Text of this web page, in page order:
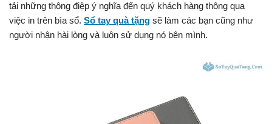
tải những thông điệp ý nghĩa đến quý khách hàng thông qua
việc in trên bìa sổ. Sổ tay quà tặng sẽ làm các bạn cũng như
người nhận hài lòng và luôn sử dụng nó bên mình.